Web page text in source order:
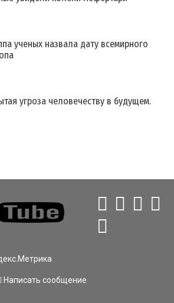
ученых назвала дату всемирного
угроза человечеству в будущем.
Написать сообщение